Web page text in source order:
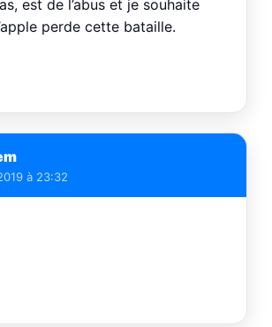
est de l’abus et je souhaite
perde cette bataille.
à 23:32